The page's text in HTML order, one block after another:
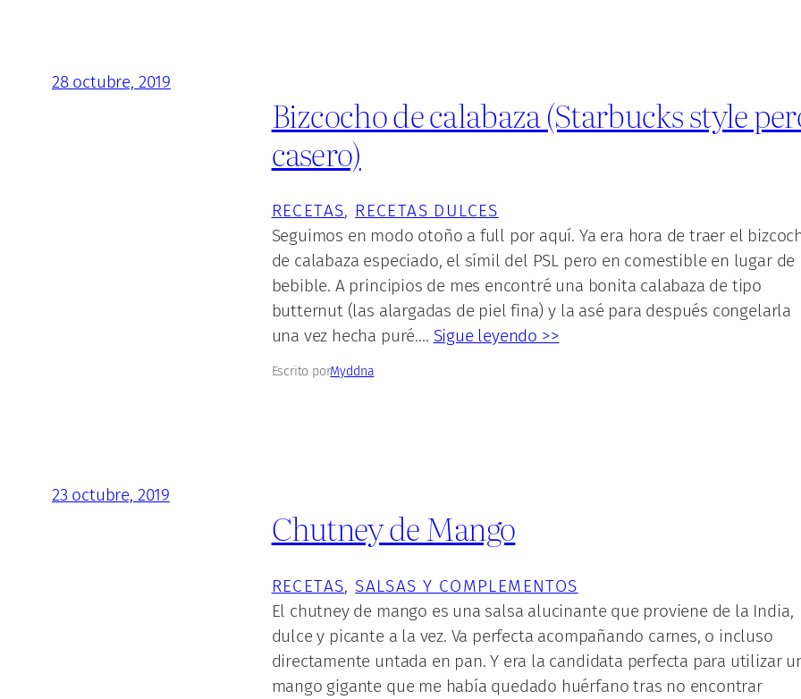
28 octubre, 2019
Bizcocho de calabaza (Starbucks style
casero)
RECETAS, RECETAS DULCES
Seguimos en modo otoño a full por aquí. Ya era hora de traer el
de calabaza especiado, el símil del PSL pero en comestible en lugar de
bebible. A principios de mes encontré una bonita calabaza de tipo
butternut (las alargadas de piel fina) y la asé para después congelarla
una vez hecha puré.… Sigue leyendo >>
Escrito porMyddna
23 octubre, 2019
Chutney de Mango
RECETAS, SALSAS Y COMPLEMENTOS
El chutney de mango es una salsa alucinante que proviene de la India,
dulce y picante a la vez. Va perfecta acompañando carnes, o incluso
directamente untada en pan. Y era la candidata perfecta para utilizar
mango gigante que me había quedado huérfano tras no encontrar